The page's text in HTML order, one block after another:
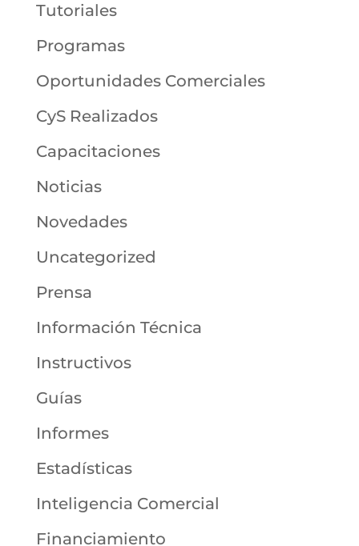
Tutoriales
Programas
Oportunidades Comerciales
CyS Realizados
Capacitaciones
Noticias
Novedades
Uncategorized
Prensa
Información Técnica
Instructivos
Guías
Informes
Estadísticas
Inteligencia Comercial
Financiamiento